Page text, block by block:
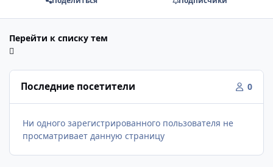
Перейти к списку тем
Последние посетители 0
Ни одного зарегистрированного пользователя не
просматривает данную страницу